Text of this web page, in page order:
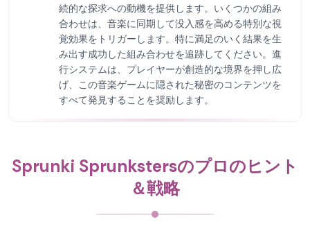
続的な探求への動機を提供します。いくつかの組み
合わせは、音楽に同期して没入感を高める特別な視
覚効果をトリガーします。特に満足のいく結果を生
み出す成功した組み合わせを追跡してください。進
行システムは、プレイヤーが創造的な境界を押し広
げ、この音楽ゲームに隠された秘密のコンテンツを
すべて発見することを奨励します。
Sprunki Sprunkstersのプロのヒント
＆戦略